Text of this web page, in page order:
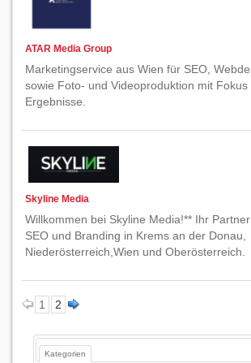
ATAR Media Group
Marketingservice aus Wien für SEO,
sowie Foto- und Videoproduktion mit
Ergebnisse.
Skyline Media
Willkommen bei Skyline Media!** Ihr
SEO und Branding in Krems an der Donau,
Niederösterreich,Wien und Oberösterreich.
1 2
Kategorien